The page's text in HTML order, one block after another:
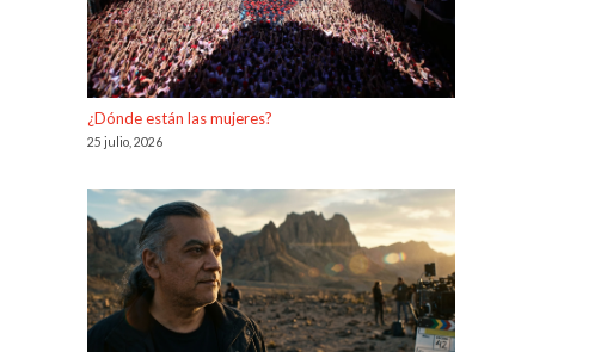
¿Dónde están las mujeres?
25 julio, 2026